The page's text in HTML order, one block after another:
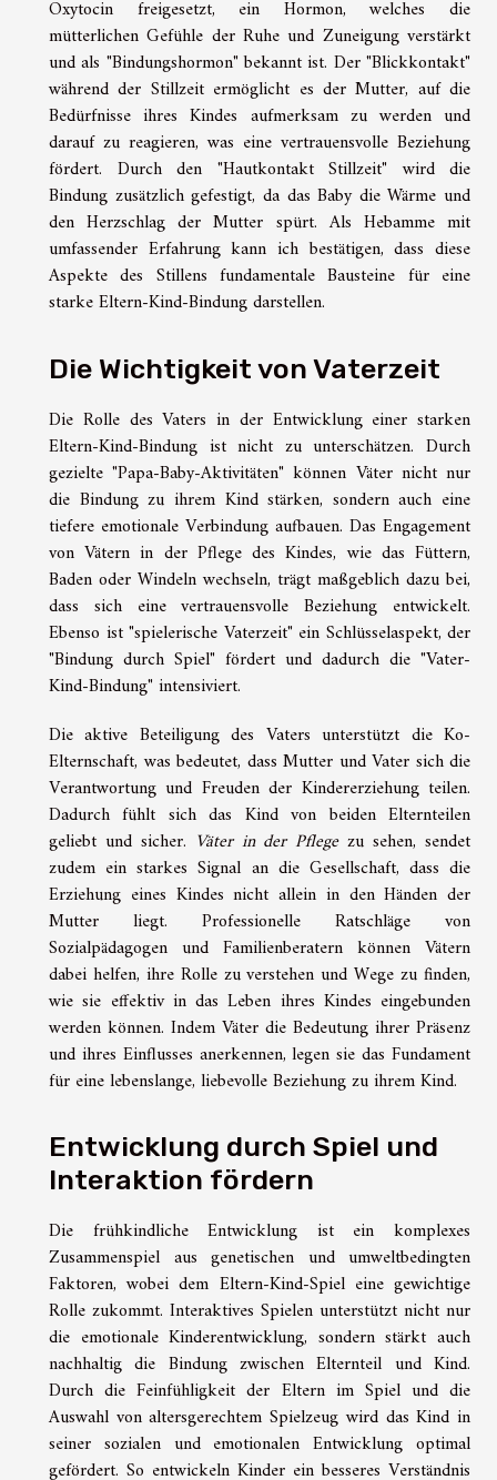
Oxytocin freigesetzt, ein Hormon, welches die
mütterlichen Gefühle der Ruhe und Zuneigung verstärkt
und als "Bindungshormon" bekannt ist. Der "Blickkontakt"
während der Stillzeit ermöglicht es der Mutter, auf die
Bedürfnisse ihres Kindes aufmerksam zu werden und
darauf zu reagieren, was eine vertrauensvolle Beziehung
fördert. Durch den "Hautkontakt Stillzeit" wird die
Bindung zusätzlich gefestigt, da das Baby die Wärme und
den Herzschlag der Mutter spürt. Als Hebamme mit
umfassender Erfahrung kann ich bestätigen, dass diese
Aspekte des Stillens fundamentale Bausteine für eine
starke Eltern-Kind-Bindung darstellen.
Die Wichtigkeit von Vaterzeit
Die Rolle des Vaters in der Entwicklung einer starken
Eltern-Kind-Bindung ist nicht zu unterschätzen. Durch
gezielte "Papa-Baby-Aktivitäten" können Väter nicht nur
die Bindung zu ihrem Kind stärken, sondern auch eine
tiefere emotionale Verbindung aufbauen. Das Engagement
von Vätern in der Pflege des Kindes, wie das Füttern,
Baden oder Windeln wechseln, trägt maßgeblich dazu bei,
dass sich eine vertrauensvolle Beziehung entwickelt.
Ebenso ist "spielerische Vaterzeit" ein Schlüsselaspekt, der
"Bindung durch Spiel" fördert und dadurch die "Vater-
Kind-Bindung" intensiviert.
Die aktive Beteiligung des Vaters unterstützt die Ko-
Elternschaft, was bedeutet, dass Mutter und Vater sich die
Verantwortung und Freuden der Kindererziehung teilen.
Dadurch fühlt sich das Kind von beiden Elternteilen
geliebt und sicher. Väter in der Pflegezu sehen, sendet
zudem ein starkes Signal an die Gesellschaft, dass die
Erziehung eines Kindes nicht allein in den Händen der
Mutter liegt. Professionelle Ratschläge von
Sozialpädagogen und Familienberatern können Vätern
dabei helfen, ihre Rolle zu verstehen und Wege zu finden,
wie sie effektiv in das Leben ihres Kindes eingebunden
werden können. Indem Väter die Bedeutung ihrer Präsenz
und ihres Einflusses anerkennen, legen sie das Fundament
für eine lebenslange, liebevolle Beziehung zu ihrem Kind.
Entwicklung durch Spiel und
Interaktion fördern
Die frühkindliche Entwicklung ist ein komplexes
Zusammenspiel aus genetischen und umweltbedingten
Faktoren, wobei dem Eltern-Kind-Spiel eine gewichtige
Rolle zukommt. Interaktives Spielen unterstützt nicht nur
die emotionale Kinderentwicklung, sondern stärkt auch
nachhaltig die Bindung zwischen Elternteil und Kind.
Durch die Feinfühligkeit der Eltern im Spiel und die
Auswahl von altersgerechtem Spielzeug wird das Kind in
seiner sozialen und emotionalen Entwicklung optimal
gefördert. So entwickeln Kinder ein besseres Verständnis